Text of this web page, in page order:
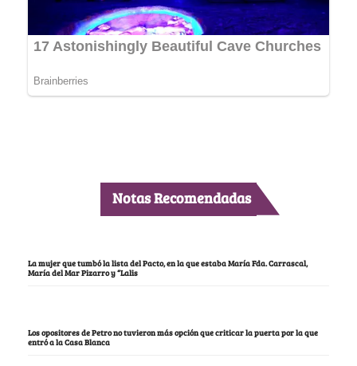
Notas Recomendadas
La mujer que tumbó la lista del Pacto, en la que estaba María Fda. Carrascal,
María del Mar Pizarro y “Lalis
Los opositores de Petro no tuvieron más opción que criticar la puerta por la que
entró a la Casa Blanca